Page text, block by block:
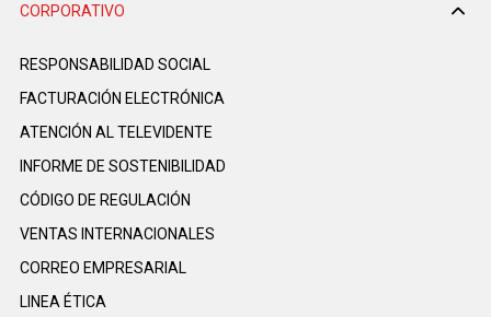
CORPORATIVO
RESPONSABILIDAD SOCIAL
FACTURACIÓN ELECTRÓNICA
ATENCIÓN AL TELEVIDENTE
INFORME DE SOSTENIBILIDAD
CÓDIGO DE REGULACIÓN
VENTAS INTERNACIONALES
CORREO EMPRESARIAL
LINEA ÉTICA